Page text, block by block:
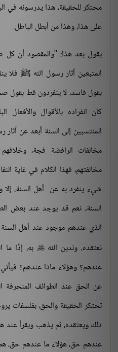
محتكر للحقيقة، هذا يدرسونه في
على هذا، وهذا من أبطل الباطل.
يقول بعد هذا: "والمقصود أن كل
المتبعين آثار رسول الله ﷺ فلا
بقول فاسد، لا ينفردون قط بقول
كان انفراده بالأقوال
المنتسبين إلى السنة أبعد عن
مخالفات الرافضة فجة،
مخالفتهم، فهذا الكلام في غاية
شيء ينفرد به عن أهل السنة،
السنة، نعم قد يوجد عند بعض
الذي عندهم موجود عند أهل السنة
نعتقده، وندين الله به، إذًا
عندهم؟ وهؤلاء ماذا عندهم؟
عن الحق عند الطوائف المنحرفة
تحتكر الحقيقة والحق، بفلسفات
ذلك ويعتقده، ثم يذهب ويقرأ عند
عندهم حق، هؤلاء ما عندهم حق،